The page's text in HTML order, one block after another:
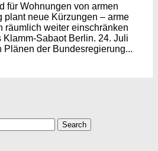
für Wohnungen von armen
plant neue Kürzungen – arme
räumlich weiter einschränken
Klamm-Sabaot Berlin. 24. Juli
Plänen der Bundesregierung...